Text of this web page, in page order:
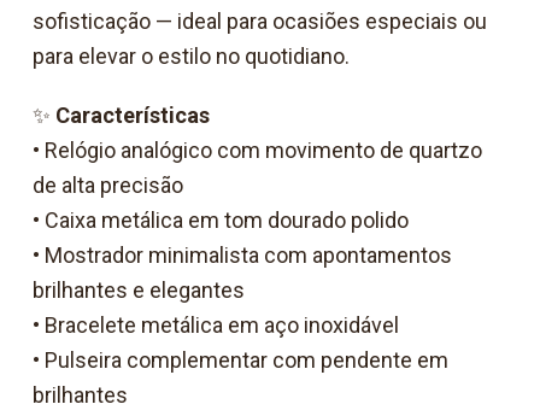
sofisticação — ideal para ocasiões especiais ou
para elevar o estilo no quotidiano.
✨ Características
• Relógio analógico com movimento de quartzo
de alta precisão
• Caixa metálica em tom dourado polido
• Mostrador minimalista com apontamentos
brilhantes e elegantes
• Bracelete metálica em aço inoxidável
• Pulseira complementar com pendente em
brilhantes